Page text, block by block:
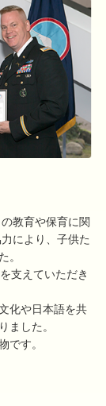
教育や保育に関
により、子供た
。
支えていただき
化や日本語を共
ました。
です。